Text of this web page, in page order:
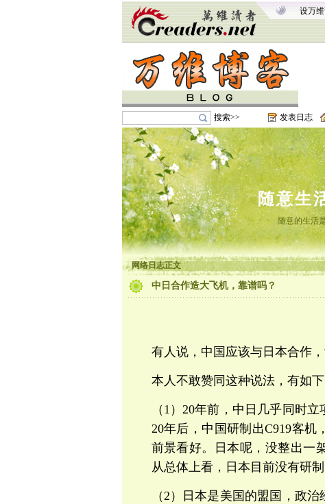
设万
搜索>> 发表日志
随意生
随意的生活
网络日志正文
中日合作造大飞机，靠谱吗？
有人说，中国应该与日本合作，
本人不敢赞同这种说法，有如下
（1）20年前，中日几乎同时
20年后，中国研制出C919客机
前景看好。日本呢，没整出一
从总体上看，日本目前没有研制
（2）日本是美国的盟国，政